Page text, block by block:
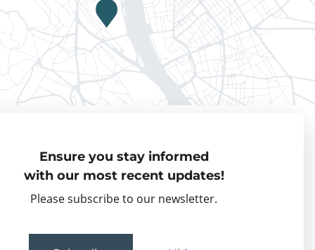
Ensure you stay informed
with our most recent updates!
Please subscribe to our newsletter.
Visiting Fellows
Partner organisations